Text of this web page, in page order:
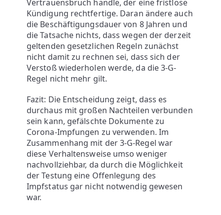
Vertrauensbruch handle, der eine fristlose
Kündigung rechtfertige. Daran ändere auch
die Beschäftigungsdauer von 8 Jahren und
die Tatsache nichts, dass wegen der derzeit
geltenden gesetzlichen Regeln zunächst
nicht damit zu rechnen sei, dass sich der
Verstoß wiederholen werde, da die 3-G-
Regel nicht mehr gilt.
Fazit: Die Entscheidung zeigt, dass es
durchaus mit großen Nachteilen verbunden
sein kann, gefälschte Dokumente zu
Corona-Impfungen zu verwenden. Im
Zusammenhang mit der 3-G-Regel war
diese Verhaltensweise umso weniger
nachvollziehbar, da durch die Möglichkeit
der Testung eine Offenlegung des
Impfstatus gar nicht notwendig gewesen
war.